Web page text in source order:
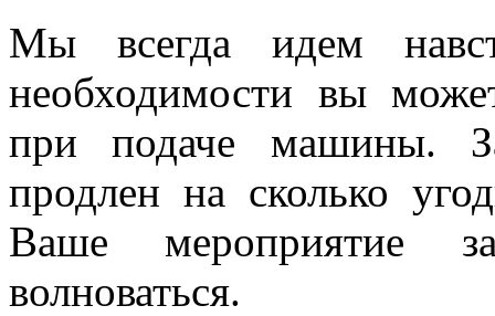
Мы всегда идем
необходимости вы
при подаче машины.
продлен на сколько
Ваше мероприятие
волноваться.